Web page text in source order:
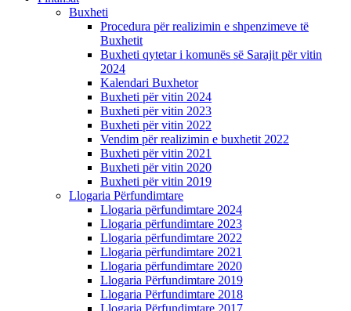
Buxheti
Procedura për realizimin e shpenzimeve të
Buxhetit
Buxheti qytetar i komunës së Sarajit për vitin
2024
Kalendari Buxhetor
Buxheti për vitin 2024
Buxheti për vitin 2023
Buxheti për vitin 2022
Vendim për realizimin e buxhetit 2022
Buxheti për vitin 2021
Buxheti për vitin 2020
Buxheti për vitin 2019
Llogaria Përfundimtare
Llogaria përfundimtare 2024
Llogaria përfundimtare 2023
Llogaria përfundimtare 2022
Llogaria përfundimtare 2021
Llogaria përfundimtare 2020
Llogaria Përfundimtare 2019
Llogaria Përfundimtare 2018
Llogaria Përfundimtare 2017